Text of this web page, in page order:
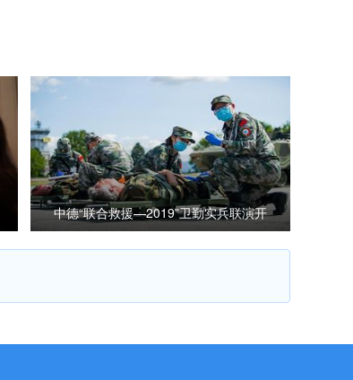
中德“联合救援—2019”卫勤实兵联演开